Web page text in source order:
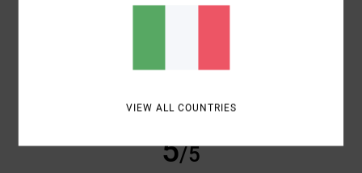
TROPPO PICCOLO
TROPPO GRANDE
5/5
VIEW ALL COUNTRIES